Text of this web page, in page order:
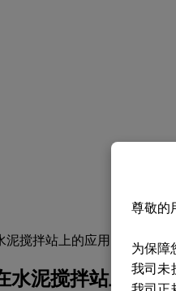
泥搅拌站上的应用
水泥搅拌站上的应
尊敬的
为保障
我司未